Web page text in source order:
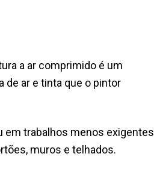
a ar comprimido é um
de ar e tinta que o pintor
em trabalhos menos exigentes
muros e telhados.